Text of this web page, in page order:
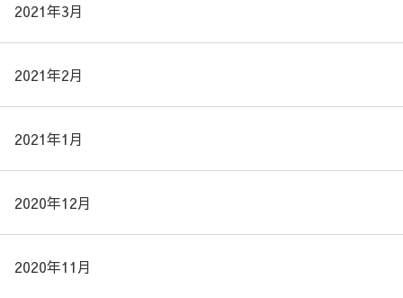
2021年3月
2021年2月
2021年1月
2020年12月
2020年11月